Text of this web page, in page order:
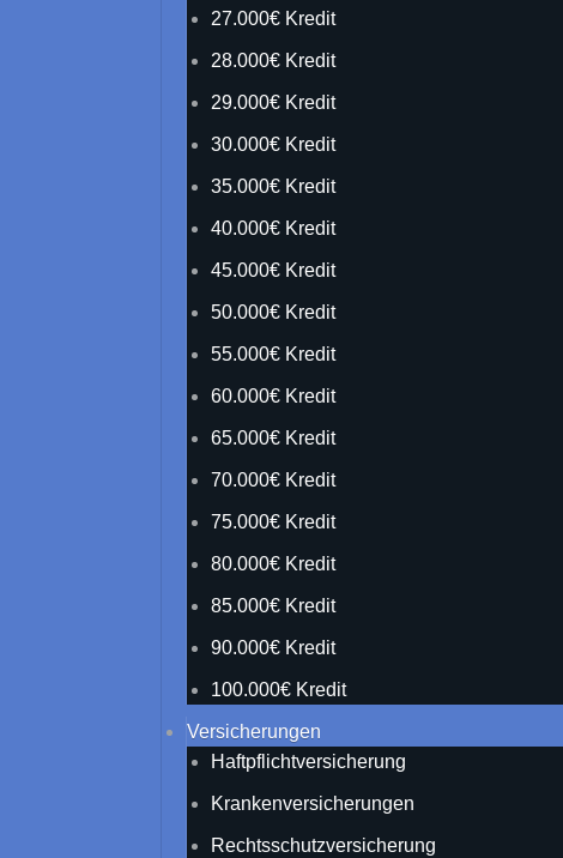
27.000€ Kredit
28.000€ Kredit
29.000€ Kredit
30.000€ Kredit
35.000€ Kredit
40.000€ Kredit
45.000€ Kredit
50.000€ Kredit
55.000€ Kredit
60.000€ Kredit
65.000€ Kredit
70.000€ Kredit
75.000€ Kredit
80.000€ Kredit
85.000€ Kredit
90.000€ Kredit
100.000€ Kredit
Versicherungen
Haftpflichtversicherung
Krankenversicherungen
Rechtsschutzversicherung